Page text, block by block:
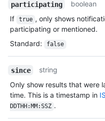
participating
boolean
If
true , only shows
participating or mentioned.
Standard: false
since
string
Only show results that were
time. This is a timestamp in
DDTHH:MM:SSZ .